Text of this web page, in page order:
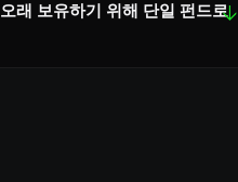
래 보유하기 위해 단일 펀드로↓